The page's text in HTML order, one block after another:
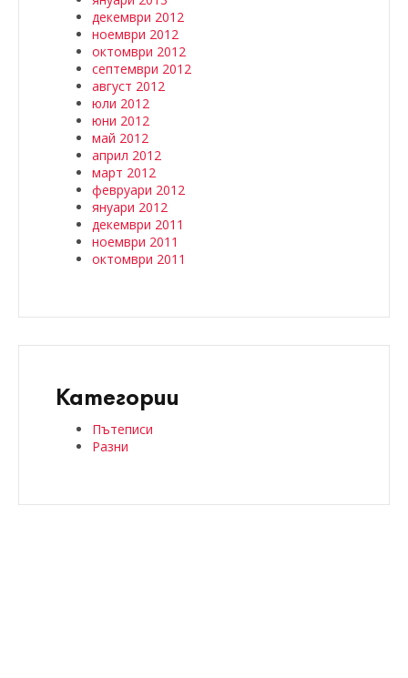
декември 2012
ноември 2012
октомври 2012
септември 2012
август 2012
юли 2012
юни 2012
май 2012
април 2012
март 2012
февруари 2012
януари 2012
декември 2011
ноември 2011
октомври 2011
Категории
Пътеписи
Разни